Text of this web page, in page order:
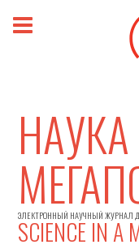
ЭЛЕКТРОННЫЙ НАУЧНЫЙ ЖУРНАЛ
SCIENCE IN A